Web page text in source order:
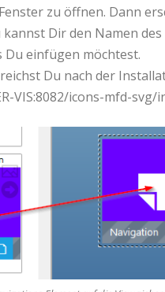
zu öffnen. Dann
Dir den Namen des
Du einfügen möchtest.
Du nach der
VIS:8082/icons-mfd-svg/